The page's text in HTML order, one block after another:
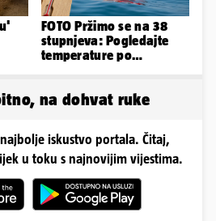
FOTO Pržimo se na 38
stupnjeva: Pogledajte
temperature po
na dohvat ruke
iskustvo portala. Čitaj,
u toku s najnovijim vijestima.